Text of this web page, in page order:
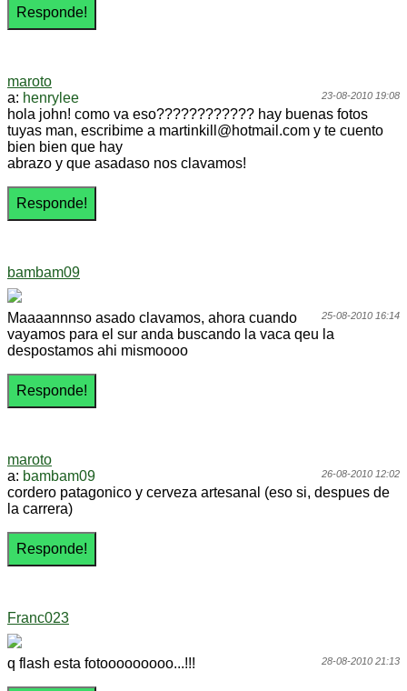
maroto
23-08-2010 19:08
a: henrylee
hola john! como va eso???????????? hay buenas fotos
tuyas man, escribime a martinkill@hotmail.com y te cuento
bien bien que hay
abrazo y que asadaso nos clavamos!
bambam09
25-08-2010 16:14
Maaaannnso asado clavamos, ahora cuando
vayamos para el sur anda buscando la vaca qeu la
despostamos ahi mismoooo
maroto
26-08-2010 12:02
a: bambam09
cordero patagonico y cerveza artesanal (eso si, despues de
la carrera)
Franc023
28-08-2010 21:13
q flash esta fotooooooooo...!!!